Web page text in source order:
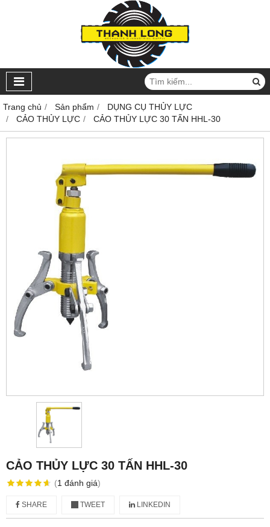
Trang chủ Sản phẩm
DỤNG CỤ THỦY LỰC
CẢO THỦY LỰC
CẢO THỦY LỰC 30 TẤN HHL-30
CẢO THỦY LỰC 30 TẤN HHL-30
(1 đánh giá)
SHARE TWEET LINKEDIN